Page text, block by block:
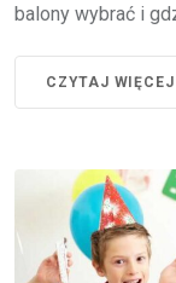
balony wybrać i
CZYTAJ WIĘCEJ